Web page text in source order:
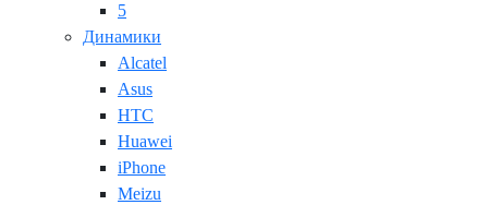
5
Динамики
Alcatel
Asus
HTC
Huawei
iPhone
Meizu